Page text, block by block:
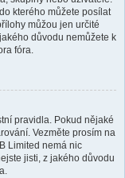
kterého můžete posílat
můžou jen určité
důvodu nemůžete k
fóra.
pravidla. Pokud nějaké
Vezměte prosím na
Limited nemá nic
jisti, z jakého důvodu